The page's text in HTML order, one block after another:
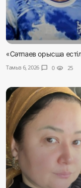
«Сәтпаев орысша
Тамыз 6, 2026 chat_bubble 0 visibility 25